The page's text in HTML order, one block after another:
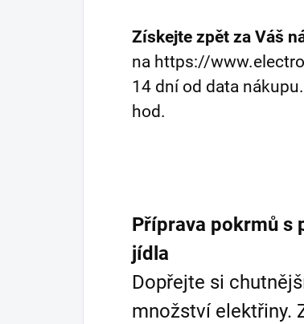
Získejte zpět za Váš
na https://
14 dní od data
hod.
Příprava pokrmů s
jídla
Dopřejte si
množství elektřiny.